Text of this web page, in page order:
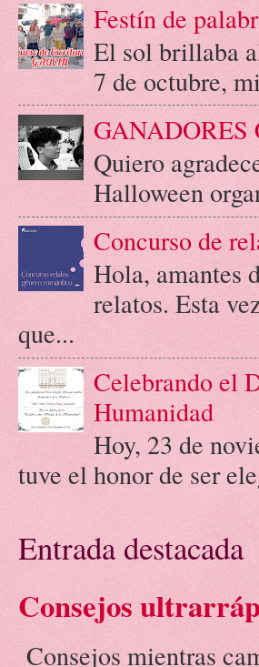
Festín de
El sol brillaba
7 de octubre,
GANADORES
Quiero
Halloween
Concurso de
Hola, amantes
relatos. Esta
que...
Celebrando el
Humanidad
Hoy, 23 de
tuve el honor de ser
Entrada destacada
Consejos
Consejos mientras